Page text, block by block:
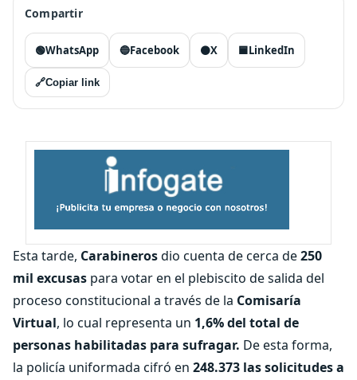
Compartir
🟢WhatsApp 🔵Facebook ⚫X 🟦LinkedIn
🔗Copiar link
Esta tarde, Carabinerosdio cuenta de cerca de250
mil excusas para votar en el plebiscito de salida del
proceso constitucional a través de la Comisaría
Virtual, lo cual representa un 1,6% del total de
personas habilitadas para sufragar. De esta forma,
la policía uniformada cifró en 248.373 las solicitudes a